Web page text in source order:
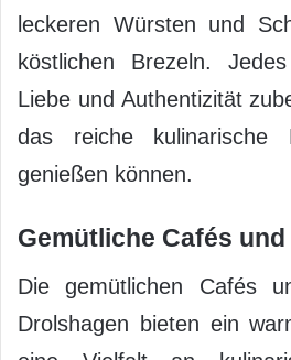
leckeren Würsten und
köstlichen Brezeln.
Liebe und Authentizität
das reiche kulinarische
genießen können.
Gemütliche Cafés
Die gemütlichen Cafés
Drolshagen bieten ein